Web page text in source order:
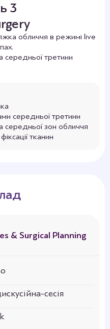
3
обличчя в режимі live
середньої третини
середньої третини
середньої зон обличчя
тканин
& Surgical Planning
сесія